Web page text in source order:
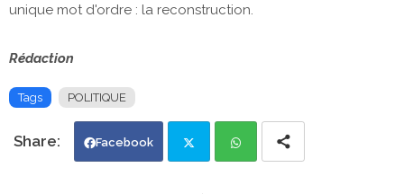
unique mot d'ordre : la reconstruction.
Rédaction
Tags POLITIQUE
Facebook